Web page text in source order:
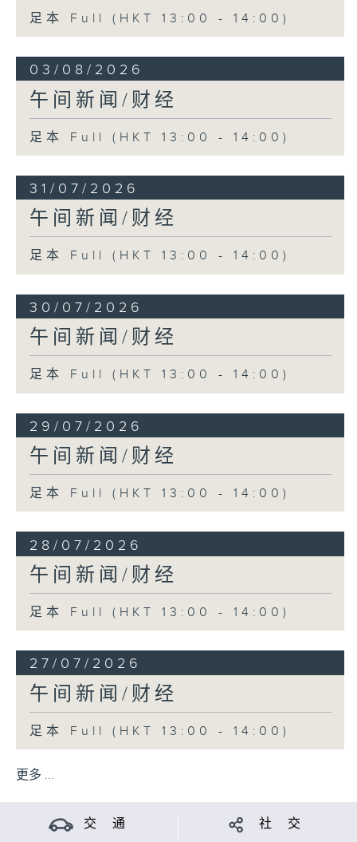
足本 Full (HKT 13:00 - 14:00)
03/08/2026
午间新闻/财经
足本 Full (HKT 13:00 - 14:00)
31/07/2026
午间新闻/财经
足本 Full (HKT 13:00 - 14:00)
30/07/2026
午间新闻/财经
足本 Full (HKT 13:00 - 14:00)
29/07/2026
午间新闻/财经
足本 Full (HKT 13:00 - 14:00)
28/07/2026
午间新闻/财经
足本 Full (HKT 13:00 - 14:00)
27/07/2026
午间新闻/财经
足本 Full (HKT 13:00 - 14:00)
更多 ...
交 通 社 交